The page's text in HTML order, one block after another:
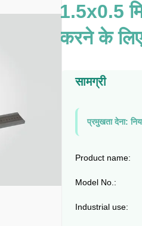
1.5x0.5
करने के
सामग्री
प्रमुखता देना:
Product name:
Model No.:
Industrial use: